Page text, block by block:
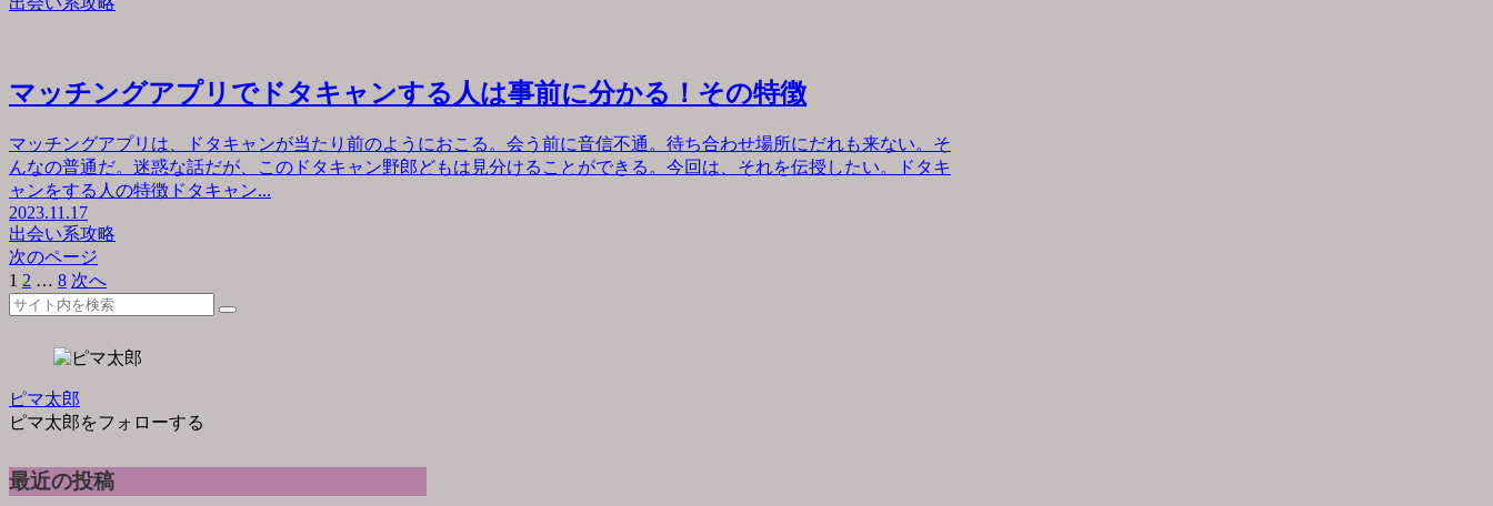
マッチングアプリでドタキャンする人は事前に分かる！その特徴
マッチングアプリは、ドタキャンが当たり前のようにおこる。会う前に音信不通。待ち合わせ場所にだれも来ない。そ
んなの普通だ。迷惑な話だが、このドタキャン野郎どもは見分けることができる。今回は、それを伝授したい。ドタキ
ャンをする人の特徴ドタキャン...
2023.11.17
出会い系攻略
次のページ
1 2 … 8 次へ
ピマ太郎
ピマ太郎をフォローする
最近の投稿